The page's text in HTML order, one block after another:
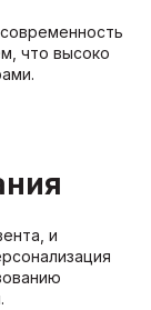
что высоко
и